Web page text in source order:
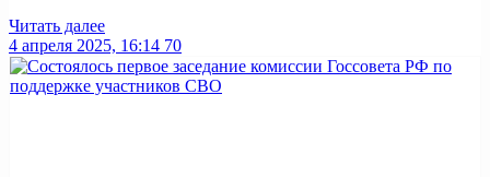
Читать далее
4 апреля 2025, 16:14 70